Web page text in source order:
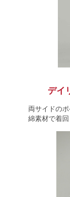
デイ
両サイドの
綿素材で着